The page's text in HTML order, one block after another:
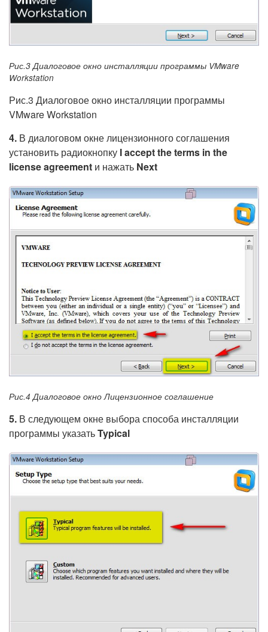
Рис.3 Диалоговое окно инсталляции программы VMware
Workstation
Рис.3 Диалоговое окно инсталляции программы
VMware Workstation
4. В диалоговом окне лицензионного соглашения
установить радиокнопку I accept the terms in the
license agreement и нажать Next
Рис.4 Диалоговое окно Лицензионное соглашение
5. В следующем окне выбора способа инсталляции
программы указатьTypical